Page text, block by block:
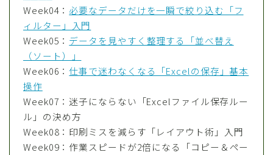
Week04： 必要なデータだけを一瞬で絞り込む「フ
ィルター」入門
Week05： データを見やすく整理する「並べ替え
（ソート）」
Week06：仕事で迷わなくなる「Excelの保存」基本
操作
Week07：迷子にならない「Excelファイル保存ルー
ル」の決め方
Week08：印刷ミスを減らす「レイアウト術」入門
Week09：作業スピードが2倍になる「コピー＆ペー